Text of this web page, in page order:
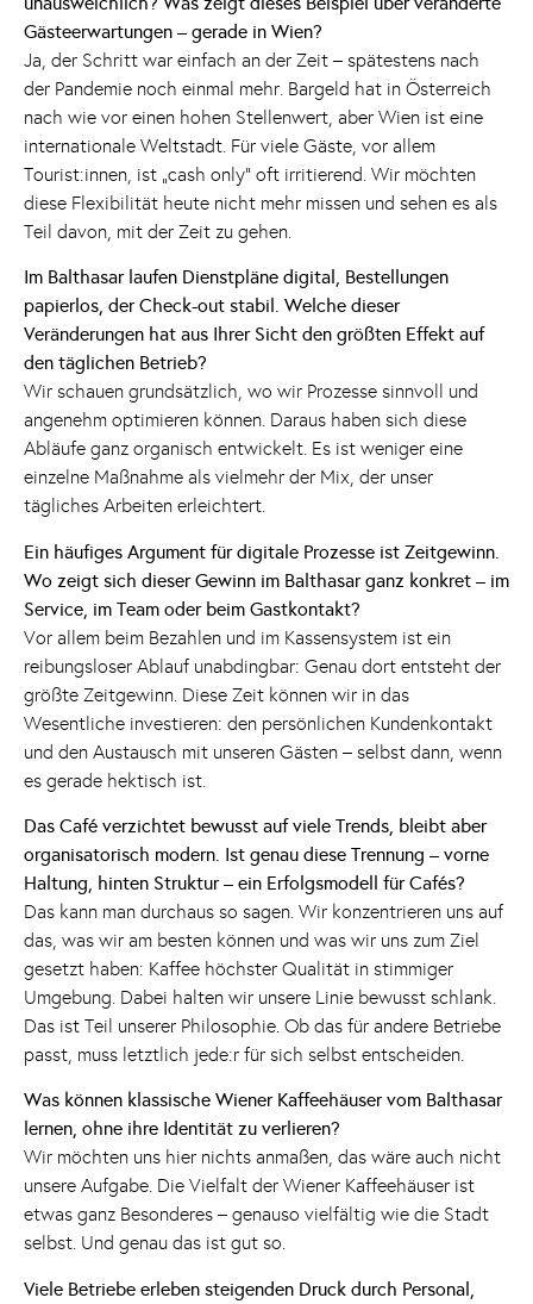
Gästeerwartungen – gerade in Wien?
Ja, der Schritt war einfach an der Zeit – spätestens nach
der Pandemie noch einmal mehr. Bargeld hat in Österreich
nach wie vor einen hohen Stellenwert, aber Wien ist eine
internationale Weltstadt. Für viele Gäste, vor allem
Tourist:innen, ist „cash only“ oft irritierend. Wir möchten
diese Flexibilität heute nicht mehr missen und sehen es als
Teil davon, mit der Zeit zu gehen.
Im Balthasar laufen Dienstpläne digital, Bestellungen
papierlos, der Check-out stabil. Welche dieser
Veränderungen hat aus Ihrer Sicht den größten Effekt auf
den täglichen Betrieb?
Wir schauen grundsätzlich, wo wir Prozesse sinnvoll und
angenehm optimieren können. Daraus haben sich diese
Abläufe ganz organisch entwickelt. Es ist weniger eine
einzelne Maßnahme als vielmehr der Mix, der unser
tägliches Arbeiten erleichtert.
Ein häufiges Argument für digitale Prozesse ist Zeitgewinn.
Wo zeigt sich dieser Gewinn im Balthasar ganz konkret – im
Service, im Team oder beim Gastkontakt?
Vor allem beim Bezahlen und im Kassensystem ist ein
reibungsloser Ablauf unabdingbar: Genau dort entsteht der
größte Zeitgewinn. Diese Zeit können wir in das
Wesentliche investieren: den persönlichen Kundenkontakt
und den Austausch mit unseren Gästen – selbst dann, wenn
es gerade hektisch ist.
Das Café verzichtet bewusst auf viele Trends, bleibt aber
organisatorisch modern. Ist genau diese Trennung – vorne
Haltung, hinten Struktur – ein Erfolgsmodell für Cafés?
Das kann man durchaus so sagen. Wir konzentrieren uns auf
das, was wir am besten können und was wir uns zum Ziel
gesetzt haben: Kaffee höchster Qualität in stimmiger
Umgebung. Dabei halten wir unsere Linie bewusst schlank.
Das ist Teil unserer Philosophie. Ob das für andere Betriebe
passt, muss letztlich jede:r für sich selbst entscheiden.
Was können klassische Wiener Kaffeehäuser vom Balthasar
lernen, ohne ihre Identität zu verlieren?
Wir möchten uns hier nichts anmaßen, das wäre auch nicht
unsere Aufgabe. Die Vielfalt der Wiener Kaffeehäuser ist
etwas ganz Besonderes – genauso vielfältig wie die Stadt
selbst. Und genau das ist gut so.
Viele Betriebe erleben steigenden Druck durch Personal,